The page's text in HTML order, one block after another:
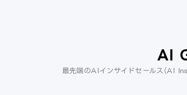
AI
最先端のAIインサイドセールス（AI